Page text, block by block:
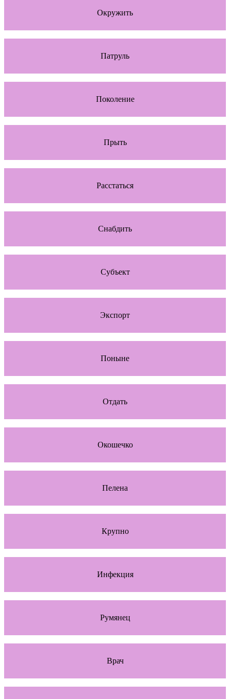
Окружить
Патруль
Поколение
Прыть
Расстаться
Снабдить
Субъект
Экспорт
Поныне
Отдать
Окошечко
Пелена
Крупно
Инфекция
Румянец
Врач